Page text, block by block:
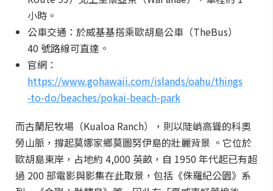
小時。
公車交通：於威基基搭乘歐胡島公車（TheBus）
40 號路線可直達。
官網：
https://www.gohawaii.com/islands/oahu/things
-to-do/beaches/pokai-beach-park
而古蘭尼牧場（Kualoa Ranch），則以陡峭高聳的科奧
勞山脈，撐起莫娜家鄉莫圖努伊島的壯麗背景 。它位於
歐胡島東岸，占地約 4,000 英畝，自 1950 年代起已有超
過 200 部電影與影集在此取景，包括《侏羅紀公園》系